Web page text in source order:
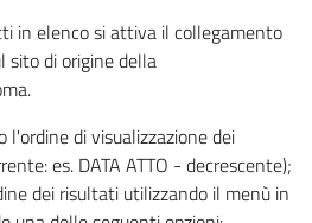
in elenco si attiva il collegamento
di origine della
di visualizzazione dei
es. DATA ATTO - decrescente);
dei risultati utilizzando il menù in